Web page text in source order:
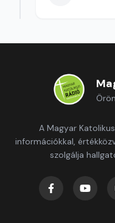
A Magyar
információkkal,
szolgálja